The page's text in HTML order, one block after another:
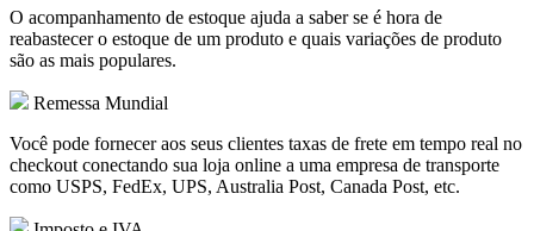
O acompanhamento de estoque ajuda a saber se é hora de
reabastecer o estoque de um produto e quais variações de produto
são as mais populares.
Remessa Mundial
Você pode fornecer aos seus clientes taxas de frete em tempo real no
checkout conectando sua loja online a uma empresa de transporte
como USPS, FedEx, UPS, Australia Post, Canada Post, etc.